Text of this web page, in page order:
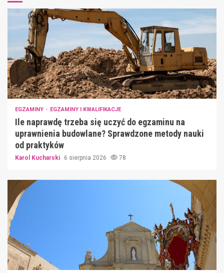
EGZAMINY EGZAMINY I KWALIFIKACJE
Ile naprawdę trzeba się uczyć do egzaminu na
uprawnienia budowlane? Sprawdzone metody nauki
od praktyków
Karol Kucharski 6 sierpnia 2026 78